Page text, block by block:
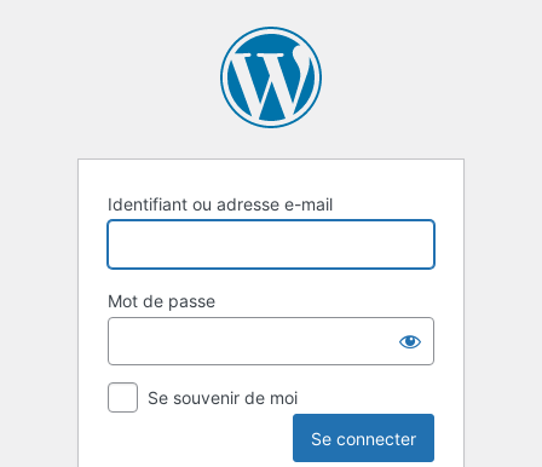
Identifiant ou adresse e-mail
Mot de passe
Se souvenir de moi